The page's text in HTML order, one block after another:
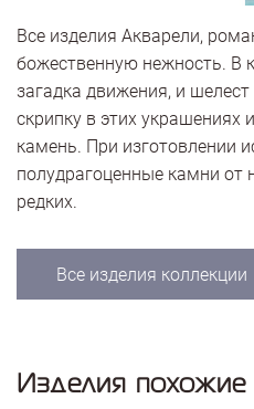
Все изделия Акварели,
божественную нежность. В
загадка движения, и
скрипку в этих украшениях
камень. При изготовлении
полудрагоценные камни от
редких.
Все изделия коллекции
Изделия похожие